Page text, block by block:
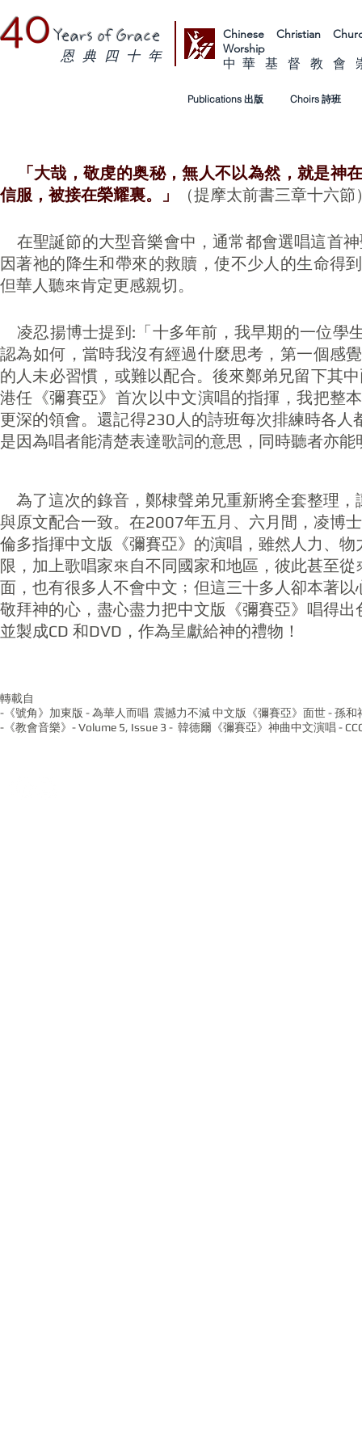
40 Years of Grace
恩 典 四 十 年
Chinese Christian
Worship
中 華 基 督 教 會
Publications 出版 Choirs 詩班
「大哉，敬虔的奥秘，無人不以為然，就是
信服，被接在榮耀裏。」
（提摩太前書三章十六
在聖誕節的大型音樂會中，通常都會選唱這首
因著祂的降生和帶來的救贖，使不少人的生命得
但華人聽來肯定更感親切。
凌忍揚博士提到:「十多年前，我早期的一位學
認為如何，當時我沒有經過什麼思考，第一個感
的人未必習慣，或難以配合。後來鄭弟兄留下其
港任《彌賽亞》首次以中文演唱的指揮，我把整
更深的領會。還記得230人的詩班每次排練時各
是因為唱者能清楚表達歌詞的意思，同時聽者亦
為了這次的錄音，鄭棣聲弟兄重新將全套整理，
與原文配合一致。在2007年五月、六月間，凌博
倫多指揮中文版《彌賽亞》的演唱，雖然人力、物
限，加上歌唱家來自不同國家和地區，彼此甚至從
面，也有很多人不會中文﹔但這三十多人卻本著以
敬拜神的心，盡心盡力把中文版《彌賽亞》唱得出
並製成CD 和DVD，作為呈獻給神的禮物！
轉載自
-《號角》加東版 - 為華人而唱 震撼力不減 中文版《彌賽亞》面世 - 孫和
-《教會音樂》- Volume 5, Issue 3 - 韓德爾《彌賽亞》神曲中文演唱 -